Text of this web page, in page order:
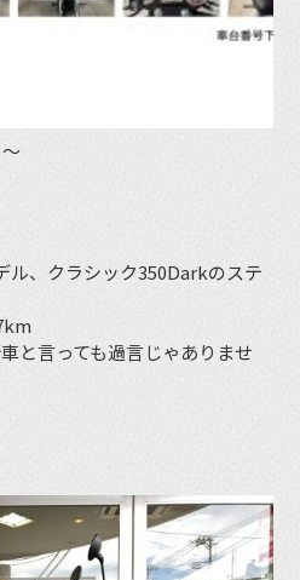
ル、クラシック350Darkのステ
と言っても過言じゃありませ